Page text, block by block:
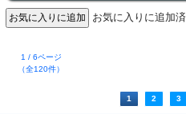
お気に入りに追加済
1 / 6ページ
（全120件）
1 2 3